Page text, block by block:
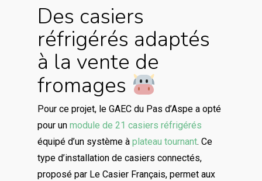
Des casiers
réfrigérés adaptés
à la vente de
fromages
Pour ce projet, le GAEC du Pas d’Aspe a opté
pour un module de 21 casiers réfrigérés
équipé d’un système à plateau tournant. Ce
type d’installation de casiers connectés,
proposé par Le Casier Français, permet aux